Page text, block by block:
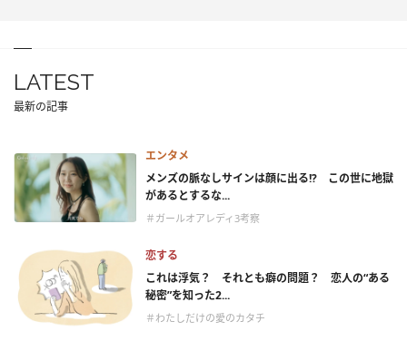
LATEST
最新の記事
エンタメ
メンズの脈なしサインは顔に出る!? この世に地獄
があるとするな...
＃ガールオアレディ3考察
恋する
これは浮気？ それとも癖の問題？ 恋人の“ある
秘密”を知った2...
＃わたしだけの愛のカタチ